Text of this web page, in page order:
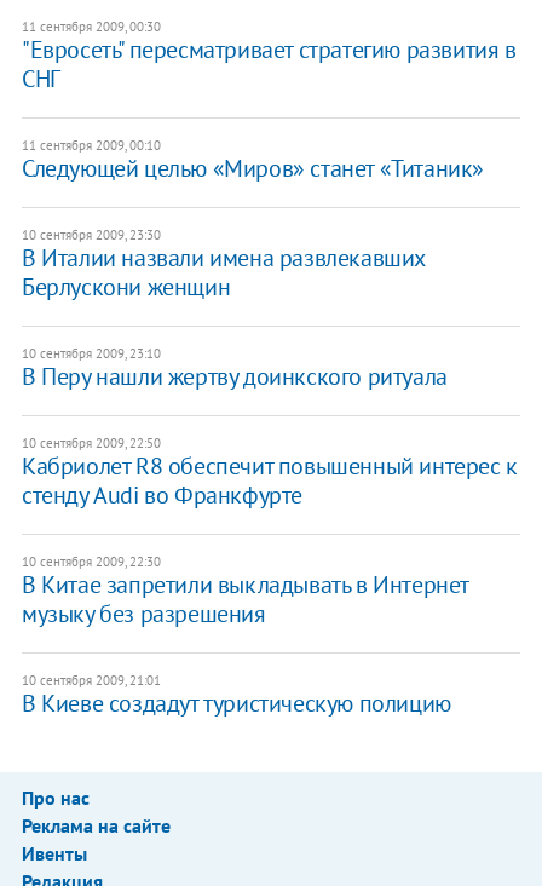
11 сентября 2009, 00:30
"Евросеть" пересматривает стратегию развития в
СНГ
11 сентября 2009, 00:10
Следующей целью «Миров» станет «Титаник»
10 сентября 2009, 23:30
В Италии назвали имена развлекавших
Берлускони женщин
10 сентября 2009, 23:10
В Перу нашли жертву доинкского ритуала
10 сентября 2009, 22:50
Кабриолет R8 обеспечит повышенный интерес к
стенду Audi во Франкфурте
10 сентября 2009, 22:30
В Китае запретили выкладывать в Интернет
музыку без разрешения
10 сентября 2009, 21:01
В Киеве создадут туристическую полицию
Про нас
Реклама на сайте
Ивенты
Редакция